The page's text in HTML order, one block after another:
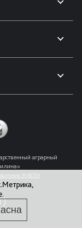
аграрный
КубГАУ